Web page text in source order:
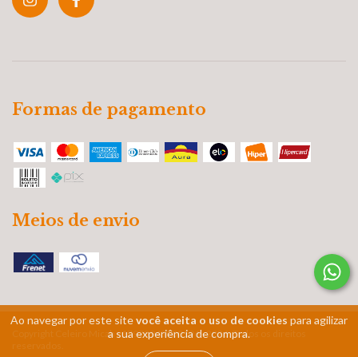
Ao navegar por este sitevocê aceita o uso de cookies para agilizar
a sua experiência de compra.
Formas de pagamento
Meios de envio
Copyright Celeiro Micah - 17978943000196 - 2026. Todos os direitos